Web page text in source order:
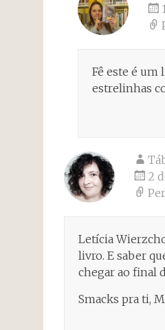
Fê este é
estrelinhas
2
Letícia
livro. E saber
chegar ao final
Smacks pra ti,